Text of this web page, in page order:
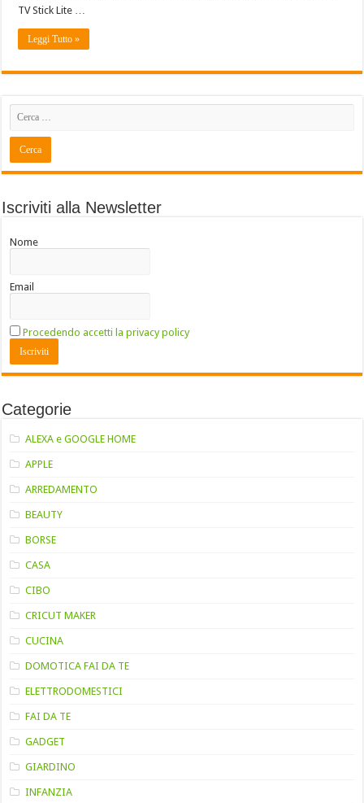
TV Stick Lite …
Leggi Tutto »
Iscriviti alla Newsletter
Nome
Email
Procedendo accetti la privacy policy
Categorie
ALEXA e GOOGLE HOME
APPLE
ARREDAMENTO
BEAUTY
BORSE
CASA
CIBO
CRICUT MAKER
CUCINA
DOMOTICA FAI DA TE
ELETTRODOMESTICI
FAI DA TE
GADGET
GIARDINO
INFANZIA